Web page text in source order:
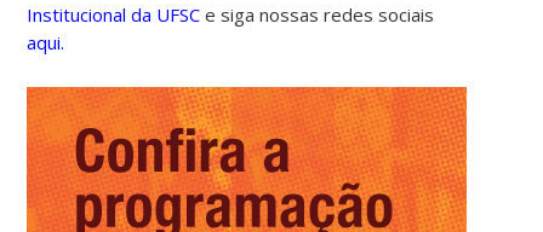
Institucional da UFSC e siga nossas redes sociais
aqui.